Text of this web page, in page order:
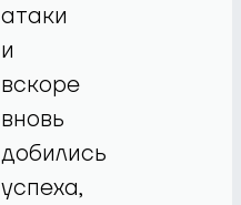
атаки
и
вскоре
вновь
добились
успеха,